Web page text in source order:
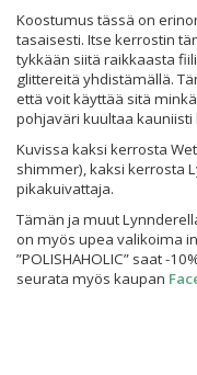
Koostumus tässä on
tasaisesti. Itse kerrostin
tykkään siitä raikkaasta
glittereitä yhdistämällä.
että voit käyttää sitä
pohjaväri kuultaa kauniisti
Kuvissa kaksi kerrosta
shimmer), kaksi kerrosta
pikakuivattaja.
Tämän ja muut
on myös upea valikoima
”POLISHAHOLIC” saat -
seurata myös kaupan